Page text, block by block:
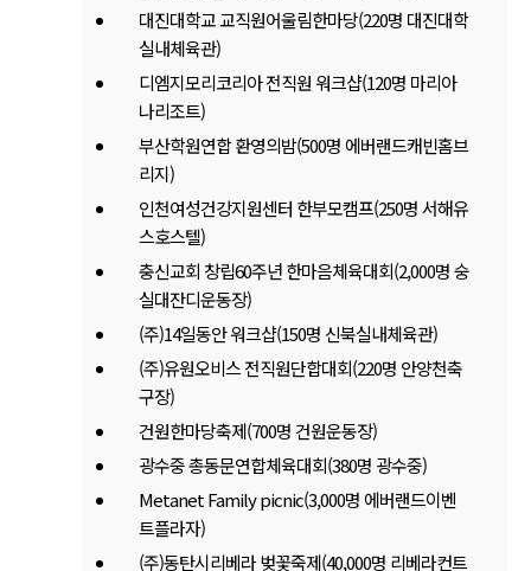
대진대학교 교직원어울림한마당(220명 대진대학
실내체육관)
디엠지모리코리아 전직원 워크샵(120명 마리아
나리조트)
부산학원연합 환영의밤(500명 에버랜드캐빈홈브
리지)
인천여성건강지원센터 한부모캠프(250명 서해유
스호스텔)
충신교회 창립60주년 한마음체육대회(2,000명 숭
실대잔디운동장)
(주)14일동안 워크샵(150명 신북실내체육관)
(주)유원오비스 전직원단합대회(220명 안양천축
구장)
건원한마당축제(700명 건원운동장)
광수중 총동문연합체육대회(380명 광수중)
Metanet Family picnic(3,000명 에버랜드이벤
트플라자)
(주)동탄시리베라 벚꽃죽제(40,000명 리베라컨트